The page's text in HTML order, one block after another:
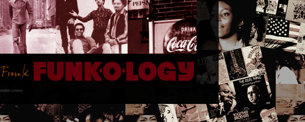
Limited